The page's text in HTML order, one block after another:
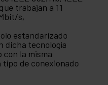
trabajan a 11
s,
estandarizado
dicha tecnología
la misma
tipo de conexionado